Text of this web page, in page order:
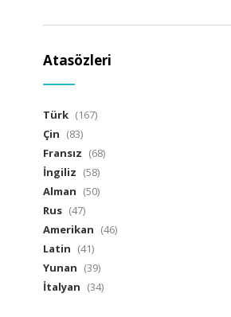
Atasözleri
Türk (167)
Çin (83)
Fransız (68)
İngiliz (58)
Alman (50)
Rus (47)
Amerikan (46)
Latin (41)
Yunan (39)
İtalyan (34)